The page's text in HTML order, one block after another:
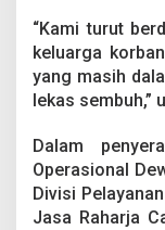
J
a
s
a
R
h
a
r
“Kami turut
keluarga
yang masih
lekas sembuh,”
Dalam
Operasional
Divisi
Jasa Raharja